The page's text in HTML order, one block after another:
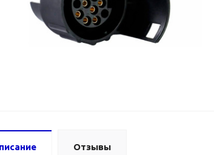
Отзывы